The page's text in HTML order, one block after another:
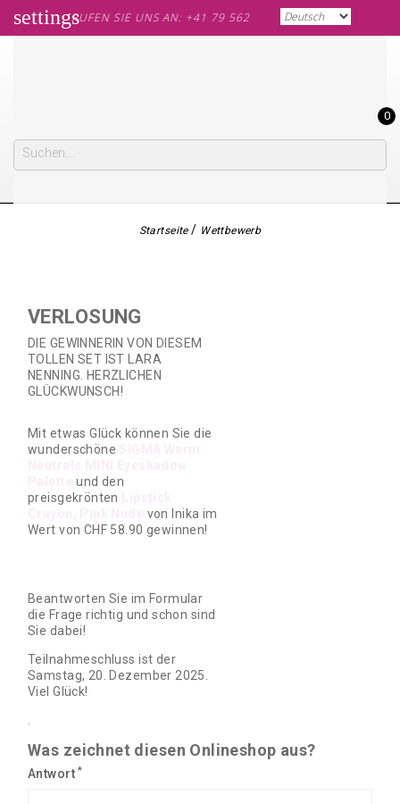
settingsRUFEN SIE UNS AN: +41 79 562 60 61
0
Startseite Wettbewerb
VERLOSUNG
DIE GEWINNERIN VON DIESEM
TOLLEN SET IST LARA
NENNING. HERZLICHEN
GLÜCKWUNSCH!
Mit etwas Glück können Sie die
wunderschöne
und den
preisgekrönten
von Inika im
Wert von CHF 58.90 gewinnen!
Beantworten Sie im Formular
die Frage richtig und schon sind
Sie dabei!
Teilnahmeschluss ist der
Samstag, 20. Dezember 2025.
Viel Glück!
Was zeichnet diesen Onlineshop aus?
Antwort*